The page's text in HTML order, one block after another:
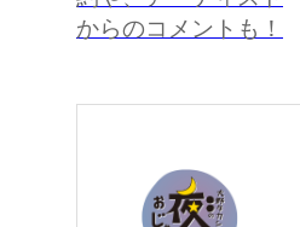
からのコメントも！